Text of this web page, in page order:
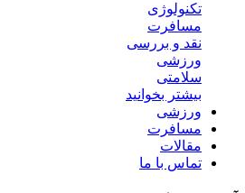
تکنولوژی
مسافرت
نقد و بررسی
ورزشی
سلامتی
بیشتر بخوانید
ورزشی
مسافرت
مقالات
تماس با ما